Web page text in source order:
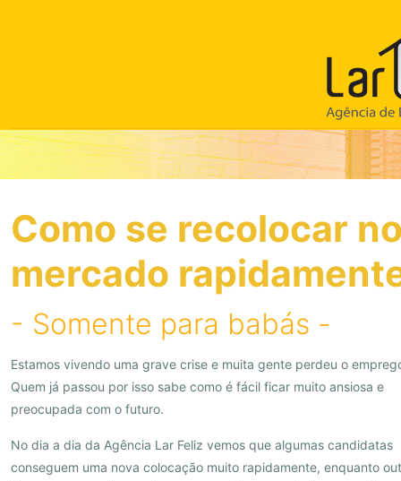
Como se recolocar
mercado
- Somente para babás -
Estamos vivendo uma grave crise e muita gente perdeu o
Quem já passou por isso sabe como é fácil ficar muito ansiosa e
preocupada com o futuro.
No dia a dia da Agência Lar Feliz vemos que algumas candidatas
conseguem uma nova colocação muito rapidamente, enquanto